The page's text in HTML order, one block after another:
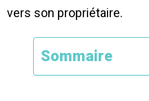
vers son propriétaire.
Sommaire